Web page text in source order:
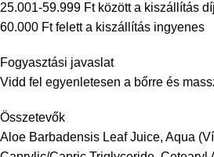
25.001-59.999 Ft között a kiszállítás
60.000 Ft felett a kiszállítás ingyenes
Fogyasztási javaslat
Vidd fel egyenletesen a bőrre és
Összetevők
Aloe Barbadensis Leaf Juice, Aqua